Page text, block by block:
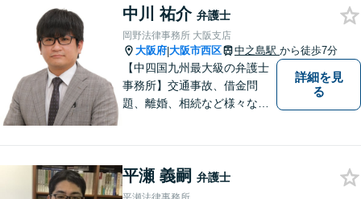
営面も考慮した助言 。【Zoo
m相談可】
中川 祐介 弁護士
岡野法律事務所 大阪支店
大阪府|大阪市西区 中之島駅 から徒歩7分
【中四国九州最大級の弁護士
事務所】交通事故、借金問
題、離婚、相続など様々な問
い！
詳細を見
る
平瀬 義嗣 弁護士